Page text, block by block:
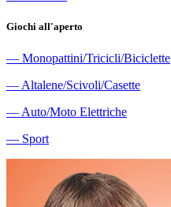
Giochi all'aperto
― Monopattini/Tricicli/Biciclette
― Altalene/Scivoli/Casette
― Auto/Moto Elettriche
― Sport